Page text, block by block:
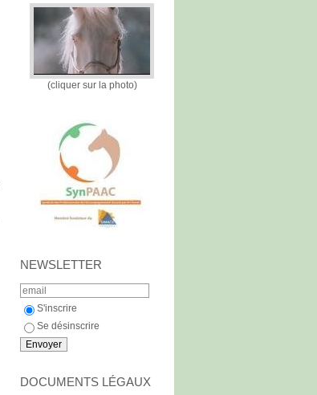
(cliquer sur la photo)
NEWSLETTER
S'inscrire
Se désinscrire
DOCUMENTS LÉGAUX